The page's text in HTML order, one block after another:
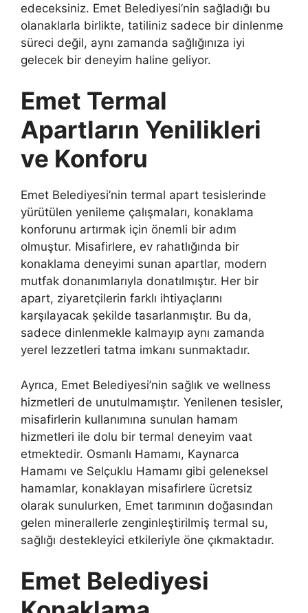
edeceksiniz. Emet Belediyesi’nin sağladığı bu
olanaklarla birlikte, tatiliniz sadece bir dinlenme
süreci değil, aynı zamanda sağlığınıza iyi
gelecek bir deneyim haline geliyor.
Emet Termal
Apartların Yenilikleri
ve Konforu
Emet Belediyesi’nin termal apart tesislerinde
yürütülen yenileme çalışmaları, konaklama
konforunu artırmak için önemli bir adım
olmuştur. Misafirlere, ev rahatlığında bir
konaklama deneyimi sunan apartlar, modern
mutfak donanımlarıyla donatılmıştır. Her bir
apart, ziyaretçilerin farklı ihtiyaçlarını
karşılayacak şekilde tasarlanmıştır. Bu da,
sadece dinlenmekle kalmayıp aynı zamanda
yerel lezzetleri tatma imkanı sunmaktadır.
Ayrıca, Emet Belediyesi’nin sağlık ve wellness
hizmetleri de unutulmamıştır. Yenilenen tesisler,
misafirlerin kullanımına sunulan hamam
hizmetleri ile dolu bir termal deneyim vaat
etmektedir. Osmanlı Hamamı, Kaynarca
Hamamı ve Selçuklu Hamamı gibi geleneksel
hamamlar, konaklayan misafirlere ücretsiz
olarak sunulurken, Emet tarımının doğasından
gelen minerallerle zenginleştirilmiş termal su,
sağlığı destekleyici etkileriyle öne çıkmaktadır.
Emet Belediyesi